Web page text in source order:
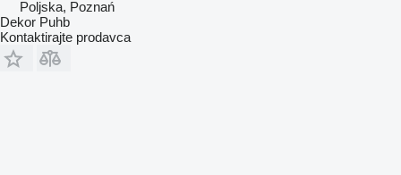
Poljska, Poznań
Dekor Puhb
Kontaktirajte prodavca